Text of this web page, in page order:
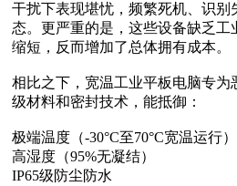
干扰下表现堪忧，频繁死机、识别
态。更严重的是，这些设备缺乏工
缩短，反而增加了总体拥有成本。
相比之下，宽温工业平板电脑专为
级材料和密封技术，能抵御：
极端温度（-30°C至70°C宽温运行）
高湿度（95%无凝结）
IP65级防尘防水